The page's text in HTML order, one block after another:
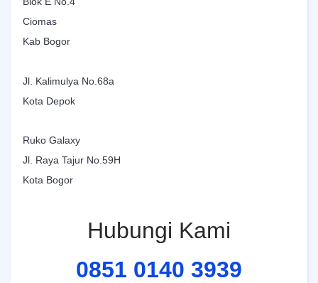
Ciomas
Kab Bogor
Jl. Kalimulya No.68a
Kota Depok
Ruko Galaxy
Jl. Raya Tajur No.59H
Kota Bogor
Hubungi Kami
0851 0140 3939